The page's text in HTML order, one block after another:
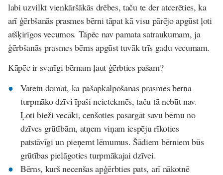
labi uzvilkt vienkāršākās drēbes, taču te der atcerēties, ka
arī ģērbšanās prasmes bērni tāpat kā visu pārējo apgūst ļoti
atšķirīgos vecumos. Tāpēc nav pamata satraukumam, ja
ģērbšanās prasmes bērns apgūst tuvāk trīs gadu vecumam.
Kāpēc ir svarīgi bērnam ļaut ģērbties pašam?
Varētu domāt, ka pašapkalpošanās prasmes bērna
turpmāko dzīvi īpaši neietekmēs, taču tā nebūt nav.
Ļoti bieži vecāki, cenšoties pasargāt savu bērnu no
dzīves grūtībām, atņem viņam iespēju rīkoties
patstāvīgi un pieņemt lēmumus. Šādiem bērniem būs
grūtības pielāgoties turpmākajai dzīvei.
Bērns, kurš necenšas apģērbties pats, arī nākotnē